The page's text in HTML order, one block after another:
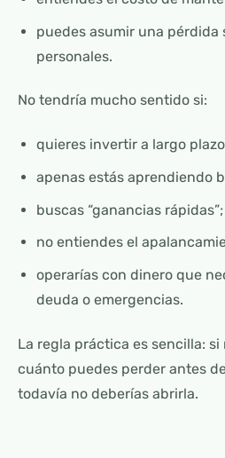
puedes asumir una
personales.
No tendría mucho sentido si:
quieres invertir a largo
apenas estás aprendiendo
buscas “ganancias rápidas”;
no entiendes el
operarías con dinero que
deuda o emergencias.
La regla práctica es sencilla:
cuánto puedes perder antes
todavía no deberías abrirla.